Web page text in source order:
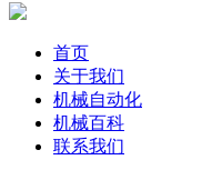
首页
关于我们
机械自动化
机械百科
联系我们